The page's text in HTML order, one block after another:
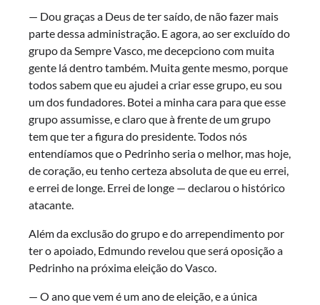
— Dou graças a Deus de ter saído, de não fazer mais
parte dessa administração. E agora, ao ser excluído do
grupo da Sempre Vasco, me decepciono com muita
gente lá dentro também. Muita gente mesmo, porque
todos sabem que eu ajudei a criar esse grupo, eu sou
um dos fundadores. Botei a minha cara para que esse
grupo assumisse, e claro que à frente de um grupo
tem que ter a figura do presidente. Todos nós
entendíamos que o Pedrinho seria o melhor, mas hoje,
de coração, eu tenho certeza absoluta de que eu errei,
e errei de longe. Errei de longe — declarou o histórico
atacante.
Além da exclusão do grupo e do arrependimento por
ter o apoiado, Edmundo revelou que será oposição a
Pedrinho na próxima eleição do Vasco.
— O ano que vem é um ano de eleição, e a única